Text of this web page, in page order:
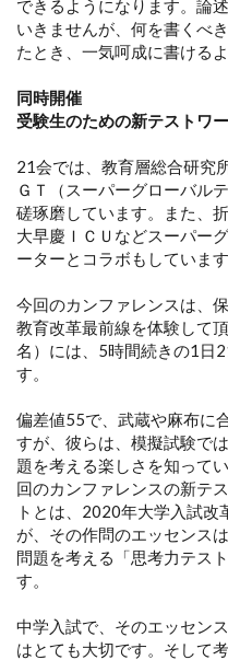
できるようになります。論
いきませんが、何を書くべ
たとき、一気呵成に書ける
同時開催
受験生のための新テストワ
21会では、教育層総合研究
ＧＴ（スーパーグローバル
磋琢磨しています。また、
大早慶ＩＣＵなどスーパー
ーターとコラボもしています
今回のカンファレンスは、
教育改革最前線を体験して
名）には、5時間続きの1日
す。
偏差値55で、武蔵や麻布に
すが、彼らは、模擬試験で
題を考える楽しさを知って
回のカンファレンスの新テ
トとは、2020年大学入試改
が、その作問のエッセンス
問題を考える「思考力テス
す。
中学入試で、そのエッセン
はとても大切です。そして